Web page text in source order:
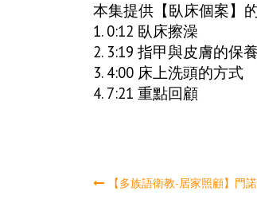
本集提供【臥床個案】
1. 0:12 臥床擦澡
2. 3:19 指甲與皮膚的保養
3. 4:00 床上洗頭的方式
4. 7:21 重點回顧
【多族語衛教-居家照顧】門